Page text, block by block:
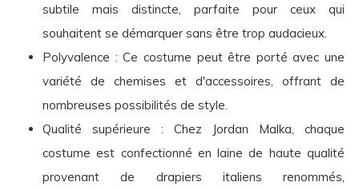
subtile mais distincte, parfaite pour ceux qui
souhaitent se démarquer sans être trop audacieux.
Polyvalence : Ce costume peut être porté avec une
variété de chemises et d'accessoires, offrant de
nombreuses possibilités de style.
Qualité supérieure : Chez Jordan Malka, chaque
costume est confectionné en laine de haute qualité
provenant de drapiers italiens renommés,